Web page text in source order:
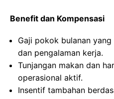
Benefit dan Kompensasi
Gaji pokok bulanan
dan pengalaman kerja.
Tunjangan makan dan
operasional aktif.
Insentif tambahan